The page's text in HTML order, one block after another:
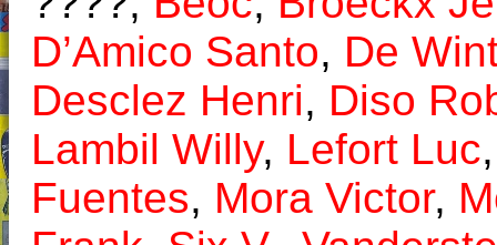
D’Amico Santo, De
Desclez Henri, Diso
Lambil Willy, Lefort Luc
Fuentes, Mora Victor,